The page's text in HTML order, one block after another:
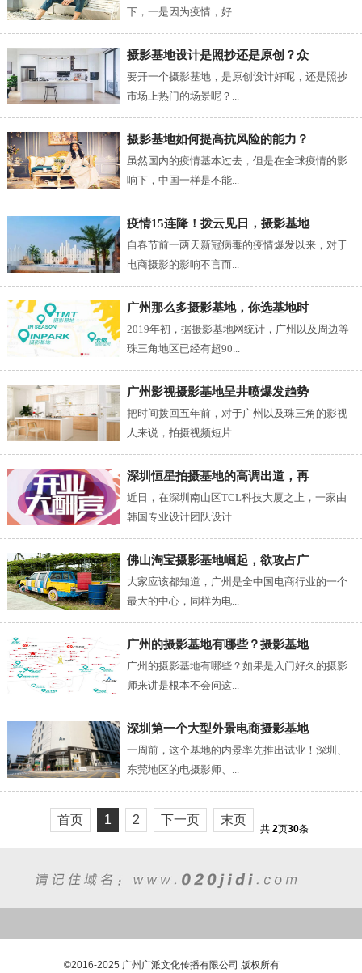
下，一是因为疫情，好...
摄影基地设计是照抄还是原创？众
要开一个摄影基地，是原创设计好呢，还是照抄
市场上热门的场景呢？...
摄影基地如何提高抗风险的能力？
虽然国内的疫情基本过去，但是在全球疫情的影
响下，中国一样是不能...
疫情15连降！拨云见日，摄影基地
自春节前一两天新冠病毒的疫情爆发以来，对于
电商摄影的影响不言而...
广州那么多摄影基地，你选基地时
2019年初，据摄影基地网统计，广州以及周边等
珠三角地区已经有超90...
广州影视摄影基地呈井喷爆发趋势
把时间拨回五年前，对于广州以及珠三角的影视
人来说，拍摄视频短片...
深圳恒星拍摄基地的高调出道，再
近日，在深圳南山区TCL科技大厦之上，一家由
韩国专业设计团队设计...
佛山淘宝摄影基地崛起，欲攻占广
大家应该都知道，广州是全中国电商行业的一个
最大的中心，同样为电...
广州的摄影基地有哪些？摄影基地
广州的摄影基地有哪些？如果是入门好久的摄影
师来讲是根本不会问这...
深圳第一个大型外景电商摄影基地
一周前，这个基地的内景率先推出试业！深圳、
东莞地区的电摄影师、...
首页 1 2 下一页 末页
共 2页30条
©2016-2025 广州广派文化传播有限公司 版权所有